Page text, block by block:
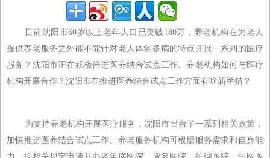
目前沈阳市60岁以上老年人口已突破180万，养老机构在为老人
提供养老服务之外能不能针对老人体弱多病的特点开展一系列的医疗
服务？沈阳市正在积极推进医养结合试点工作。养老机构如何与医疗
机构开展合作？沈阳市在推进医养结合试点工作方面有啥新举措？
为支持养老机构开展医疗服务，沈阳市出台了一系列相关政策，
加快推进医养结合试点工作。养老服务机构可根据服务需求和自身能